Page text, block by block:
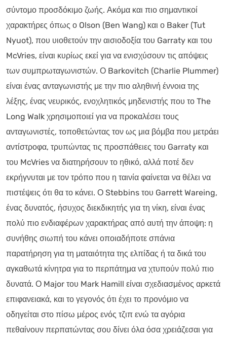
σύντομο προσδόκιμο ζωής. Ακόμα και πιο σημαντικοί
χαρακτήρες όπως ο Olson (Ben Wang) και ο Baker (Tut
Nyuot), που υιοθετούν την αισιοδοξία του Garraty και του
McVries, είναι κυρίως εκεί για να ενισχύσουν τις απόψεις
των συμπρωταγωνιστών. Ο Barkovitch (Charlie Plummer)
είναι ένας ανταγωνιστής με την πιο αληθινή έννοια της
λέξης, ένας νευρικός, ενοχλητικός μηδενιστής που το The
Long Walk χρησιμοποιεί για να προκαλέσει τους
ανταγωνιστές, τοποθετώντας τον ως μια βόμβα που μετράει
αντίστροφα, τρυπώντας τις προσπάθειες του Garraty και
του McVries να διατηρήσουν το ηθικό, αλλά ποτέ δεν
εκρήγνυται με τον τρόπο που η ταινία φαίνεται να θέλει να
πιστέψεις ότι θα το κάνει. Ο Stebbins του Garrett Wareing,
ένας δυνατός, ήσυχος διεκδικητής για τη νίκη, είναι ένας
πολύ πιο ενδιαφέρων χαρακτήρας από αυτή την άποψη: η
συνήθης σιωπή του κάνει οποιαδήποτε σπάνια
παρατήρηση για τη ματαιότητα της ελπίδας ή τα δικά του
αγκαθωτά κίνητρα για το περπάτημα να χτυπούν πολύ πιο
δυνατά. Ο Major του Mark Hamill είναι σχεδιασμένος αρκετά
επιφανειακά, και το γεγονός ότι έχει το προνόμιο να
οδηγείται στο πίσω μέρος ενός τζιπ ενώ τα αγόρια
πεθαίνουν περπατώντας σου δίνει όλα όσα χρειάζεσαι για